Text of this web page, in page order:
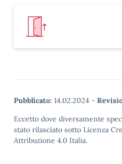
Pubblicato: 14.02.2024 -
Eccetto dove diversamente
stato rilasciato sotto Licenza
Attribuzione 4.0 Italia.